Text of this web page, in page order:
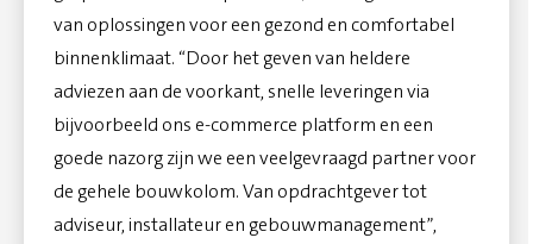
van oplossingen voor een gezond en comfortabel
binnenklimaat. “Door het geven van heldere
adviezen aan de voorkant, snelle leveringen via
bijvoorbeeld ons e-commerce platform en een
goede nazorg zijn we een veelgevraagd partner voor
de gehele bouwkolom. Van opdrachtgever tot
adviseur, installateur en gebouwmanagement”,